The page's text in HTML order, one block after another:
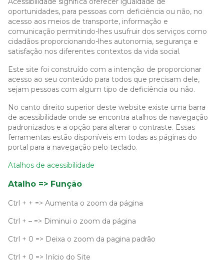
oportunidades, para pessoas com deficiência ou não, no
acesso aos meios de transporte, informação e
comunicação permitindo-lhes usufruir dos serviços como
cidadãos proporcionando-lhes autonomia, segurança e
satisfação nos diferentes contextos da vida social.
Este site foi construído com a intenção de proporcionar
acesso ao seu conteúdo para todos que precisam dele,
sejam pessoas com algum tipo de deficiência ou não.
No canto direito superior deste website existe uma barra
de acessibilidade onde se encontra atalhos de navegação
padronizados e a opção para alterar o contraste. Essas
ferramentas estão disponíveis em todas as páginas do
portal para a navegação pelo teclado.
Atalhos de acessibilidade
Atalho => Função
Ctrl + + => Aumenta o zoom da página
Ctrl + – => Diminui o zoom da página
Ctrl + 0 => Deixa o zoom da pagina padrão
Ctrl + 0 => Início do Site